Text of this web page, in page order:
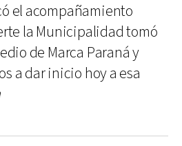
el acompañamiento
la Municipalidad tomó
de Marca Paraná y
a dar inicio hoy a esa